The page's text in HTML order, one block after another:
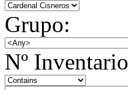
Grupo:
Nº Inventario